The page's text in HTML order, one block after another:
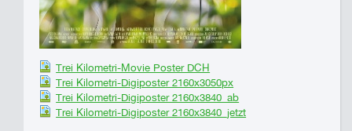
Trei Kilometri-Movie Poster DCH
Trei Kilometri-Digiposter 2160x3050px
Trei Kilometri-Digiposter 2160x3840_ab
Trei Kilometri-Digiposter 2160x3840_jetzt